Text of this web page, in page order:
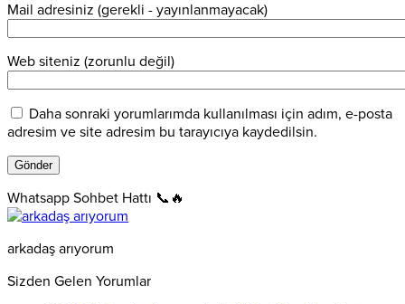
Mail adresiniz (gerekli - yayınlanmayacak)
Web siteniz (zorunlu değil)
Daha sonraki yorumlarımda kullanılması için adım, e-posta
adresim ve site adresim bu tarayıcıya kaydedilsin.
Whatsapp Sohbet Hattı 📞🔥
arkadaş arıyorum
Sizden Gelen Yorumlar